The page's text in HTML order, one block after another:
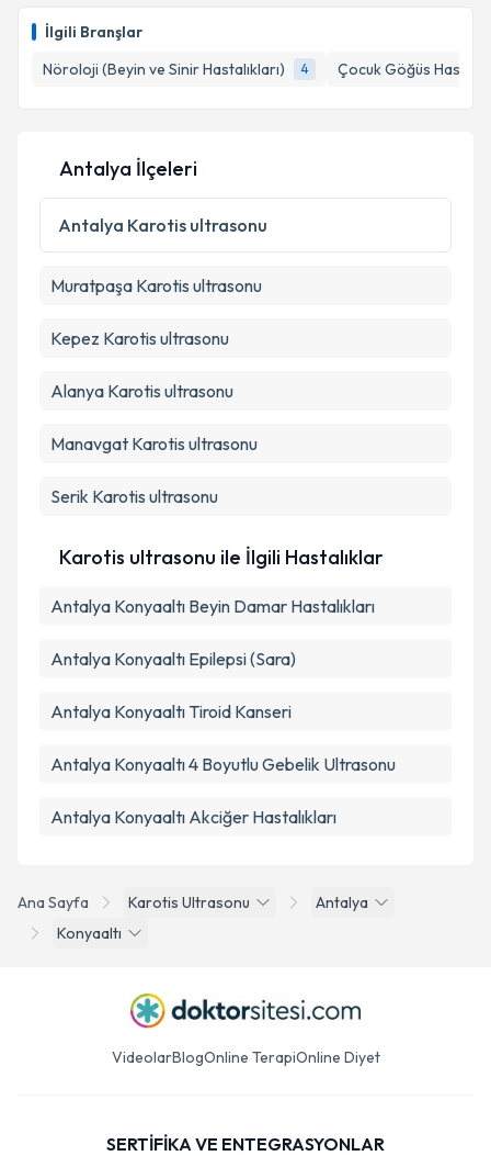
İlgili Branşlar
Nöroloji (Beyin ve Sinir Hastalıkları)
4 Çocuk Göğüs
takvim hazırlandığında e-posta ile bilgilendireceğiz.
Kişisel verilerimin işlenmesine ilişkinAydınlatma
Metni
'ni okudum ve kişisel verilerimin belirtilen
kapsamda işlenmesini kabul ediyorum.
Ana Sayfa Karotis Ultrasonu
Antalya
Konyaaltı
Antalya İlçeleri
Antalya Karotis ultrasonu
Muratpaşa Karotis ultrasonu
Kepez Karotis ultrasonu
Alanya Karotis ultrasonu
Manavgat Karotis ultrasonu
Serik Karotis ultrasonu
Karotis ultrasonu ile İlgili Hastalıklar
Antalya Konyaaltı Beyin Damar Hastalıkları
Antalya Konyaaltı Epilepsi (Sara)
Antalya Konyaaltı Tiroid Kanseri
Antalya Konyaaltı 4 Boyutlu Gebelik Ultrasonu
Antalya Konyaaltı Akciğer Hastalıkları
VideolarBlogOnline TerapiOnline Diyet
SERTİFİKA VE ENTEGRASYONLAR